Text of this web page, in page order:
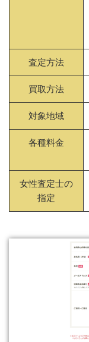
査定方法
買取方法
対象地域
各種料金
女性査定士の
指定